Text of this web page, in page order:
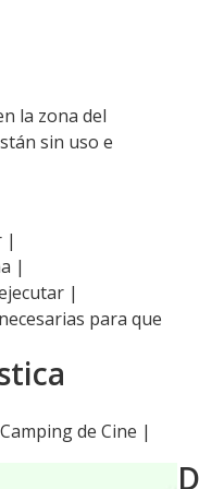
la zona del
sin uso e
|
|
|
para que
de Cine |